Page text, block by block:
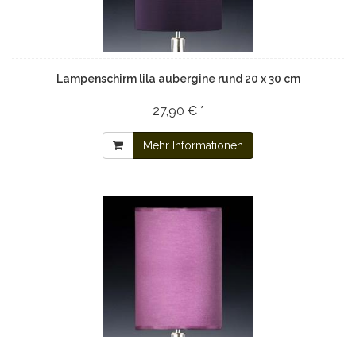
Lampenschirm lila aubergine rund 20 x 30 cm
27,90 € *
Mehr Informationen